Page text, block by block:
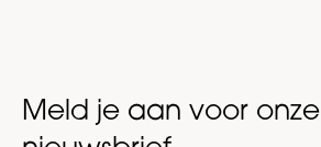
Meld je aan voor onze